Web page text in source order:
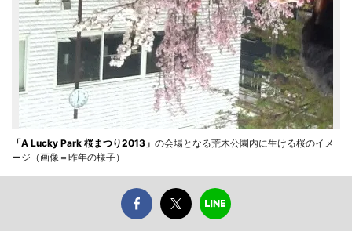
「A Lucky Park 桜まつり2013」 の会場となる荒木公園内に生ける桜のイメ
ージ（画像＝昨年の様子）